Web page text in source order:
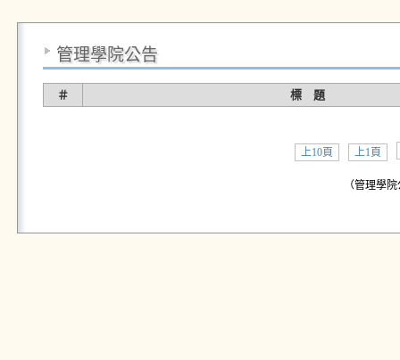
管理學院公告
＃ 標 題
上10頁 上1頁
（管理學